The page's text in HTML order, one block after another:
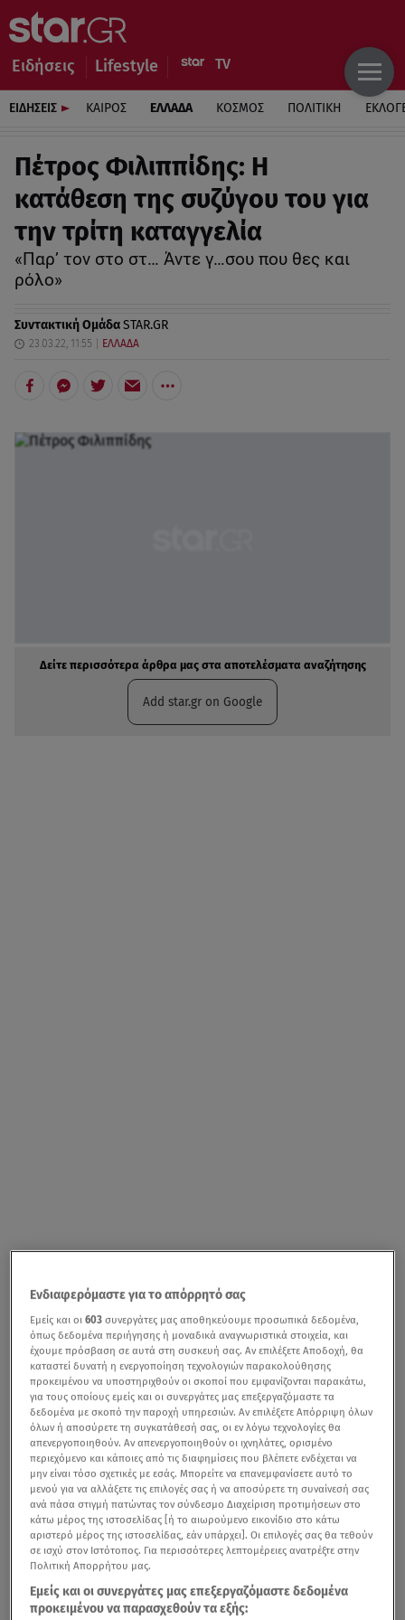
Ειδήσεις Lifestyle
ΕΙΔΗΣΕΙΣ ΚΑΙΡΟΣ ΕΛΛΑΔΑ ΚΟΣΜΟΣ ΠΟΛΙΤΙΚΗ
Πέτρος Φιλιππίδης: Η
κατάθεση της συζύγου του για
την τρίτη καταγγελία
«Παρ’ τον στο στ… Άντε γ…σου που θες και
ρόλο»
Συντακτική ΟμάδαSTAR.GR
23.03.22, 11:55 ΕΛΛΑΔΑ
Δείτε περισσότερα άρθρα μας στα αποτελέσματα αναζήτησης
Add star.gr on Google
Ενδιαφερόμαστε για το απόρρητό σας
Εμείς και οι603 συνεργάτες μας αποθηκεύουμε προσωπικά δεδομένα,
όπως δεδομένα περιήγησης ή μοναδικά αναγνωριστικά στοιχεία, και
έχουμε πρόσβαση σε αυτά στη συσκευή σας. Αν επιλέξετε Αποδοχή, θα
καταστεί δυνατή η ενεργοποίηση τεχνολογιών παρακολούθησης
προκειμένου να υποστηριχθούν οι σκοποί που εμφανίζονται παρακάτω,
για τους οποίους εμείς και οι συνεργάτες μας επεξεργαζόμαστε τα
δεδομένα με σκοπό την παροχή υπηρεσιών. Αν επιλέξετε Απόρριψη όλων
όλων ή αποσύρετε τη συγκατάθεσή σας, οι εν λόγω τεχνολογίες θα
απενεργοποιηθούν. Αν απενεργοποιηθούν οι ιχνηλάτες, ορισμένο
περιεχόμενο και κάποιες από τις διαφημίσεις που βλέπετε ενδέχεται να
μην είναι τόσο σχετικές με εσάς. Μπορείτε να επανεμφανίσετε αυτό το
μενού για να αλλάξετε τις επιλογές σας ή να αποσύρετε τη συναίνεσή σας
ανά πάσα στιγμή πατώντας τον σύνδεσμο Διαχείριση προτιμήσεων στο
κάτω μέρος της ιστοσελίδας [ή το αιωρούμενο εικονίδιο στο κάτω
αριστερό μέρος της ιστοσελίδας, εάν υπάρχει]. Οι επιλογές σας θα τεθούν
σε ισχύ στον Ιστότοπος. Για περισσότερες λεπτομέρειες ανατρέξτε στην
Πολιτική Απορρήτου μας.
Εμείς και οι συνεργάτες μας επεξεργαζόμαστε δεδομένα
προκειμένου να παρασχεθούν τα εξής: